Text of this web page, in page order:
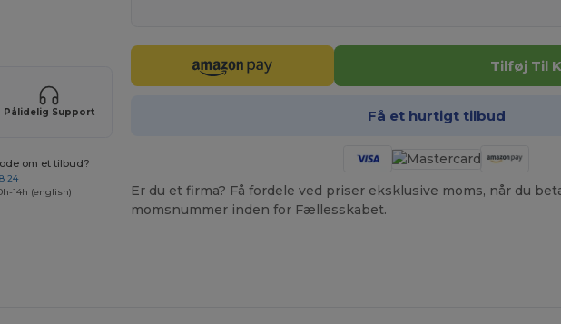
Pålidelig Support
om et tilbud?
24
14h (english)
Tilføj Til
Få et hurtigt tilbud
Er du et firma? Få fordele ved priser eksklusive moms, når du
momsnummer inden for Fællesskabet.